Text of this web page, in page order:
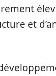
et